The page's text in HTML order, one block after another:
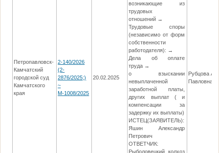
Петропавловск-
Камчатский
городской суд
Камчатского
края
2-140/2026
(2-
2876/2025;)
~
М-1008/2025
20.02.2025
возникающие из
трудовых
отношений →
Трудовые споры
(независимо от форм
собственности
работодателя): →
Дела об оплате
труда →
о взыскании
невыплаченной
заработной платы,
других выплат ( и
компенсации за
задержку их выплаты)
ИСТЕЦ(ЗАЯВИТЕЛЬ):
Яшин Александр
Петрович
ОТВЕТЧИК:
Рыболовецкий колхоз
Рубцова
Павловна